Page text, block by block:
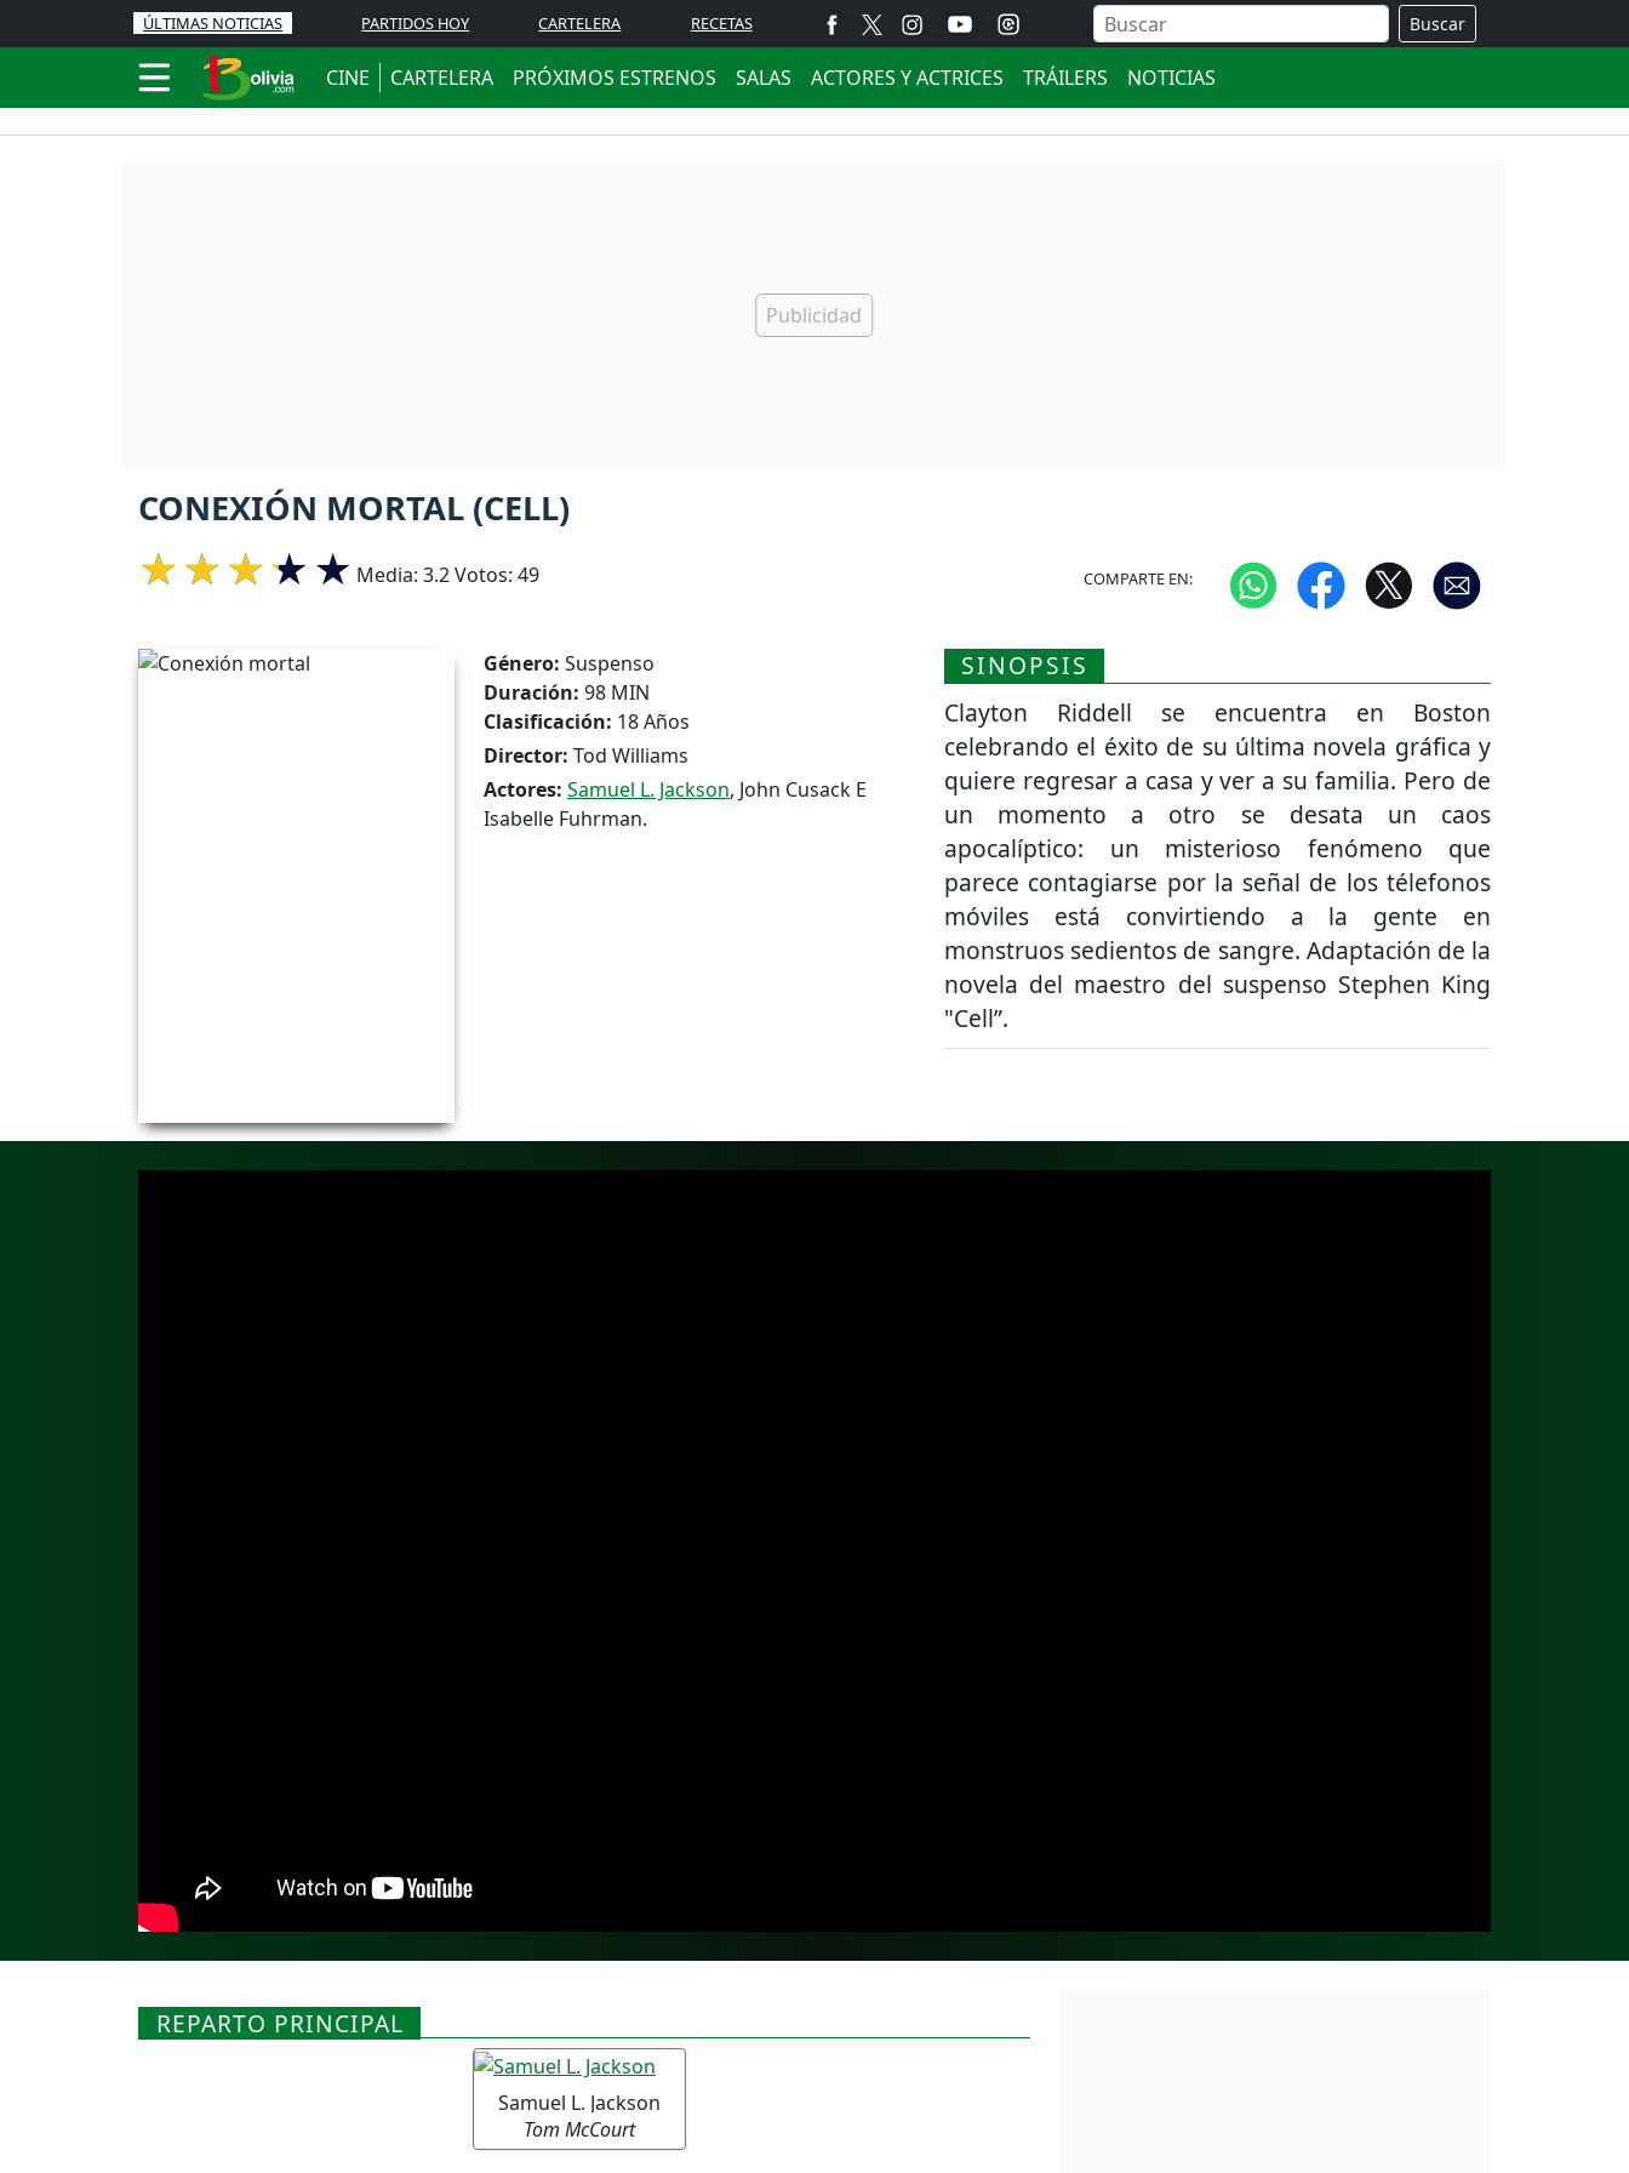
ÚLTIMAS NOTICIAS PARTIDOS HOY CARTELERA RECETAS Buscar
CINE CARTELERA PRÓXIMOS ESTRENOS SALAS ACTORES Y ACTRICES TRÁILERS NOTICIAS
CONEXIÓN MORTAL (CELL)
Media: 3.2Votos: 49 COMPARTE EN:
Género: Suspenso
Duración: 98 MIN
Clasificación: 18 Años
Director: Tod Williams
Actores: Samuel L. Jackson, John Cusack E
Isabelle Fuhrman.
SINOPSIS
Clayton Riddell se encuentra en Boston
celebrando el éxito de su última novela gráfica y
quiere regresar a casa y ver a su familia. Pero de
un momento a otro se desata un caos
apocalíptico: un misterioso fenómeno que
parece contagiarse por la señal de los télefonos
móviles está convirtiendo a la gente en
monstruos sedientos de sangre. Adaptación de la
novela del maestro del suspenso Stephen King
"Cell”.
REPARTO PRINCIPAL
Samuel L. Jackson
Tom McCourt